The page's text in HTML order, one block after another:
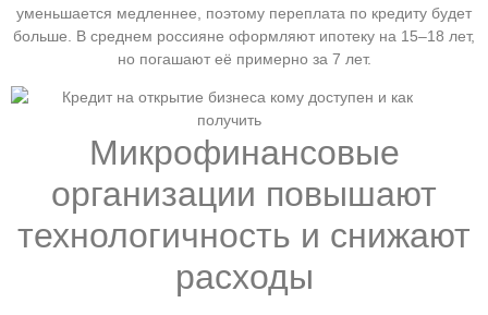
уменьшается медленнее, поэтому переплата по кредиту будет
больше. В среднем россияне оформляют ипотеку на 15–18 лет,
но погашают её примерно за 7 лет.
Микрофинансовые
организации повышают
технологичность и снижают
расходы